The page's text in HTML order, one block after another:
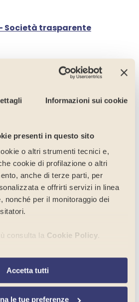
Informazioni sui cookie
presenti in questo sito
o altri strumenti tecnici e,
cookie di profilazione o altri
anche di terze parti, per
e offrirti servizi in linea
nonché per il monitoraggio dei
consulta la Cookie Policy
analitico soltanto alcune finalità,
cliccare su “
questo banner tramite
Continua senza accettare
Accetta tutti
le tue preferenze
Società trasparente
Trasparente
e Note
Relazioni di
momento
S.r.l. Relazioni di
NEW